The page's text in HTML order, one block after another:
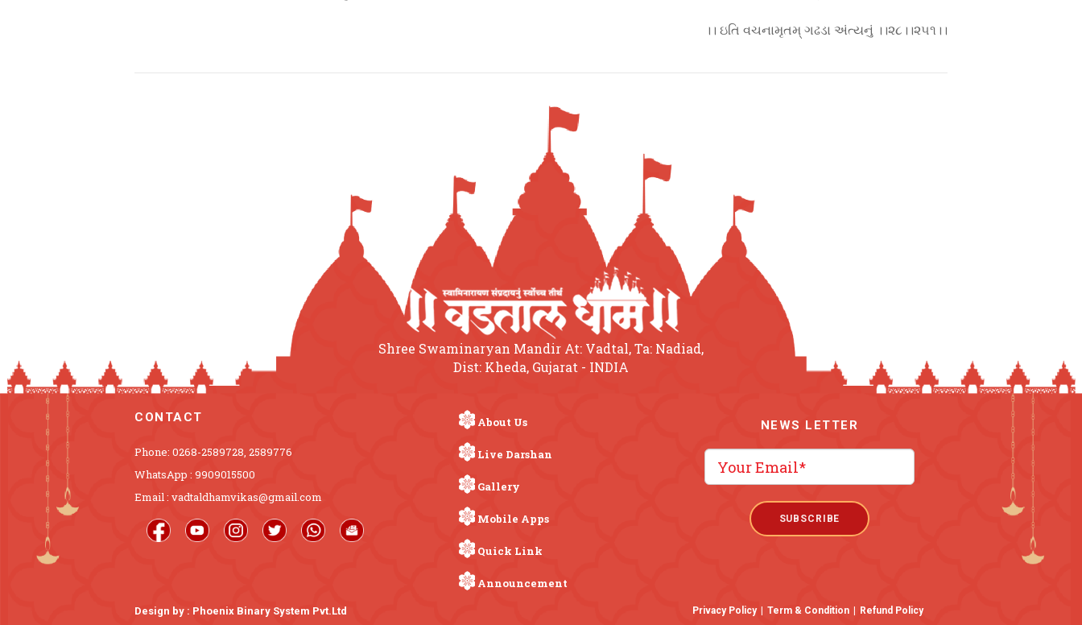
।। ઇતિ વચનામૃતમ્ ગઢડા અંત્યનું ।।૨૮।।૨૫૧।।
Shree Swaminaryan Mandir At: Vadtal, Ta: Nadiad,
Dist: Kheda, Gujarat - INDIA
CONTACT
Phone: 0268-2589728, 2589776
WhatsApp : 9909015500
Email : vadtaldhamvikas@gmail.com
About Us
Live Darshan
Gallery
Mobile Apps
Quick Link
Announcement
NEWS LETTER
Design by : Phoenix Binary System Pvt.Ltd
Privacy Policy Term & Condition Refund Policy